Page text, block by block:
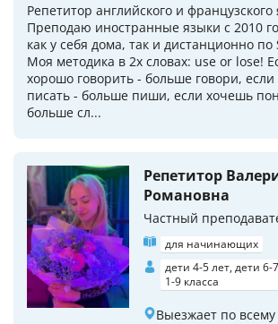
Репетитор английского и французского
Преподаю иностранные языки с 2010
как у себя дома, так и дистанционно по
Моя методика в 2х словах: use or lose!
хорошо говорить - больше говори,
писать - больше пиши, если хочешь
больше сл...
Репетитор
Романовна
Частный
для начинающих
дети 4-5 лет, дети
1-9 класса
Выезжает по